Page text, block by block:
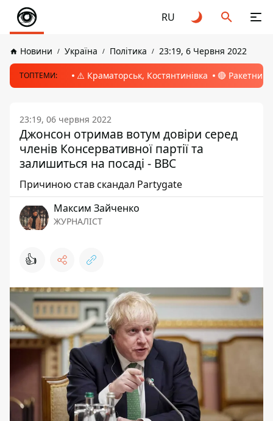
RU
Новини Україна Політика 23:19, 6 Червня 2022
ТОПТЕМИ: ⚠️ Краматорськ, Костянтинівка 🔴 Ракетний
23:19, 06 червня 2022
Джонсон отримав вотум довіри серед
членів Консервативної партії та
залишиться на посаді - BBC
Причиною став скандал Partygate
Максим Зайченко
ЖУРНАЛІСТ
👍